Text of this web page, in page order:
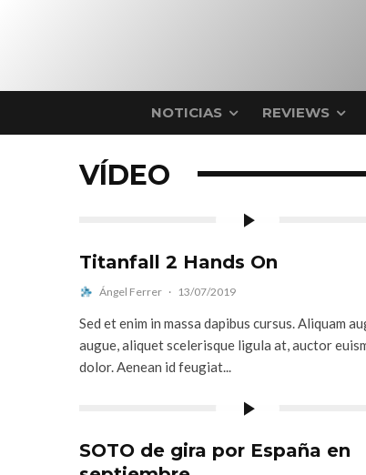
NOTICIAS REVIEWS
VÍDEO
Titanfall 2 Hands On
Ángel Ferrer · 13/07/2019
Sed et enim in massa dapibus cursus. Aliquam
augue, aliquet scelerisque ligula at, auctor
dolor. Aenean id feugiat...
SOTO de gira por España en